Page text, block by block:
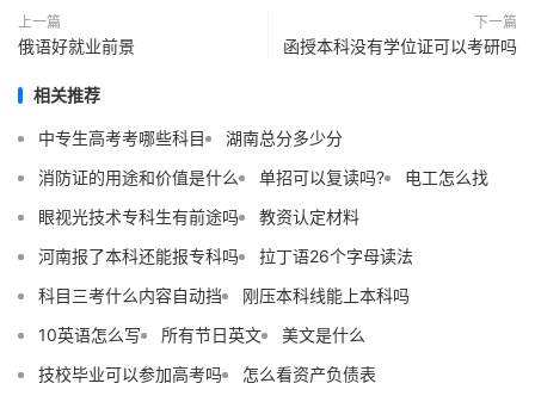
上一篇
俄语好就业前景
下一篇
函授本科没有学位证可以考研吗
相关推荐
中专生高考考哪些科目
湖南总分多少分
消防证的用途和价值是什么
单招可以复读吗?
电工怎么找
眼视光技术专科生有前途吗
教资认定材料
河南报了本科还能报专科吗
拉丁语26个字母读法
科目三考什么内容自动挡
刚压本科线能上本科吗
10英语怎么写
所有节日英文
美文是什么
技校毕业可以参加高考吗
怎么看资产负债表